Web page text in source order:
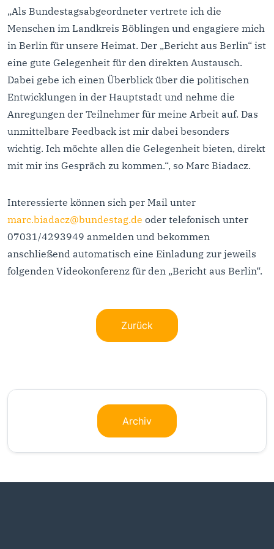
„Als Bundestagsabgeordneter vertrete ich die
Menschen im Landkreis Böblingen und engagiere mich
in Berlin für unsere Heimat. Der „Bericht aus Berlin“ ist
eine gute Gelegenheit für den direkten Austausch.
Dabei gebe ich einen Überblick über die politischen
Entwicklungen in der Hauptstadt und nehme die
Anregungen der Teilnehmer für meine Arbeit auf. Das
unmittelbare Feedback ist mir dabei besonders
wichtig. Ich möchte allen die Gelegenheit bieten, direkt
mit mir ins Gespräch zu kommen.“, so Marc Biadacz.
Interessierte können sich per Mail unter
marc.biadacz@bundestag.de oder telefonisch unter
07031/4293949 anmelden und bekommen
anschließend automatisch eine Einladung zur jeweils
folgenden Videokonferenz für den „Bericht aus Berlin“.
Zurück
Archiv